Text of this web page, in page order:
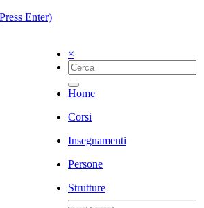
Enter)
×
Home
Corsi
Insegnamenti
Persone
Strutture